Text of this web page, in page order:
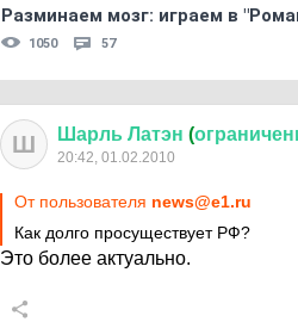
Разминаем мозг: играем в
1050 57
Ш Шарль Латэн (
20:42, 01.02.2010
От пользователя news@e1.ru
Как долго просуществует РФ?
Это более актуально.